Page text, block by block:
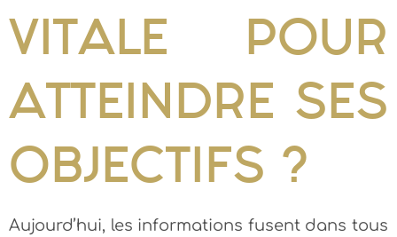
VITALE POUR
ATTEINDRE SES
OBJECTIFS ?
Aujourd’hui, les informations fusent dans tous